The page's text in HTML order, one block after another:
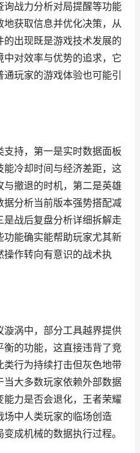
战力分析对局提醒等功能
获取信息并优化决策，从
出现既是游戏技术发展的
对效率与优势的追求，它
玩家的游戏体验也可能引
持，第一是实时数据面板
冷却时间与经济差距，这
撤退的时机，第二是英雄
分析当前版本强势搭配减
战后复盘分析详细拆解走
能确实能帮助玩家尤其新
作转向有意识的战术执
涡中，部分工具越界提供
的功能，这直接违背了竞
行为持续打击但灰色地带
大多数玩家依赖外部数据
力是否会退化，王者荣耀
场中人类玩家的临场创造
成机械的数据执行过程。